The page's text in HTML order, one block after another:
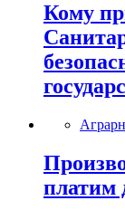
Кому
платим